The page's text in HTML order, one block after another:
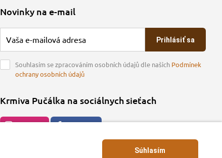
Novinky na e-mail
Prihlásiť sa
Souhlasím se zpracováním osobních údajů dle našich Podmínek
ochrany osobních údajů
Krmiva Pučálka na sociálnych sieťach
Súhlasím